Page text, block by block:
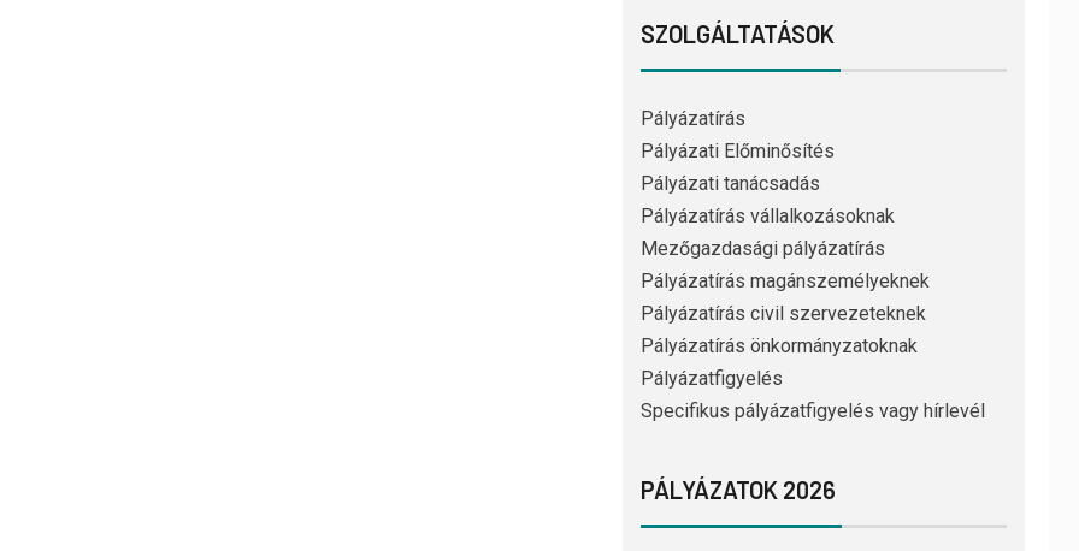
SZOLGÁLTATÁSOK
Pályázatírás
Pályázati Előminősítés
Pályázati tanácsadás
Pályázatírás vállalkozásoknak
Mezőgazdasági pályázatírás
Pályázatírás magánszemélyeknek
Pályázatírás civil szervezeteknek
Pályázatírás önkormányzatoknak
Pályázatfigyelés
Specifikus pályázatfigyelés vagy hírlevél
PÁLYÁZATOK 2026